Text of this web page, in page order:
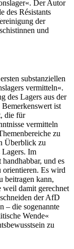
Der Autor
des Résistants
der
und
substanziellen
vermitteln«.
des Lagers aus der
ist
die für
vermitteln
zu
Überblick zu
Lagers. Im
und es
orientieren. Es wird
beitragen kann,
weil damit gerechnet
der AfD
– die sogenannte
Wende«
zu